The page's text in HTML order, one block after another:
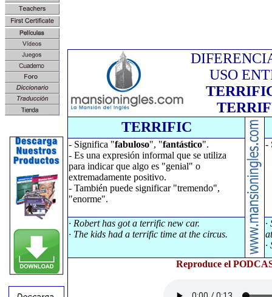
USO
TERRIFIC
- Significa "fabuloso", "fantástico".
- Es una expresión informal que se utiliza
para indicar que algo es "genial" o
extremadamente positivo.
- También puede significar "tremendo",
"enorme".
-
· Robert has got a terrific new car.
· The kids had a terrific time at the circus.
Reproduce el